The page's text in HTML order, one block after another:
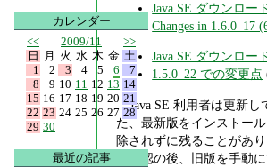
Java SE ダウンロー
Changes in 1.6.0_17
Java SE ダウンロー
1.5.0_22 での変更点
Java SE 利用者は更新し
た、最新版をインストー
除されずに残ることがあ
を確認の後、旧版を手動
カレンダー
<<
2009/11
>>
日
月 火 水 木 金 土
1
2 3 4 5 6
7
8
9 10 11 12 13 14
15 16 17 18 19 20 21
22 23 24 25 26 27 28
29 30
最近の記事